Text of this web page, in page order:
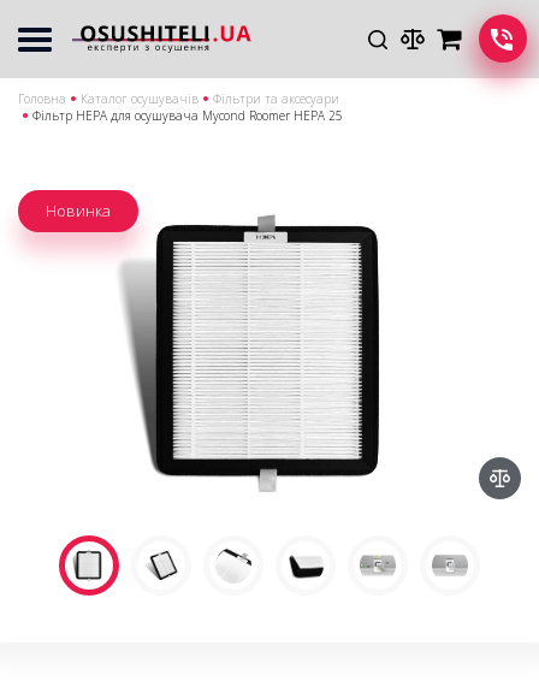
Головна Каталог осушувачів
Фільтри та аксесуари
Фільтр HEPA для осушувача Mycond Roomer HEPA 25
Новинка